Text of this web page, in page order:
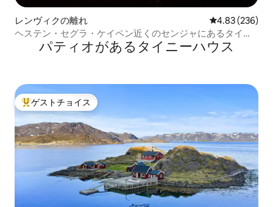
レンヴィクの離れ レビュー236
4.83 (236)
ヘステン・セグラ・ケイペン近くのセンジャにあるタイニ
ーハウス！
パティオがあるタイニーハウス
大好評のゲストチョイスです。
ゲストチョイス